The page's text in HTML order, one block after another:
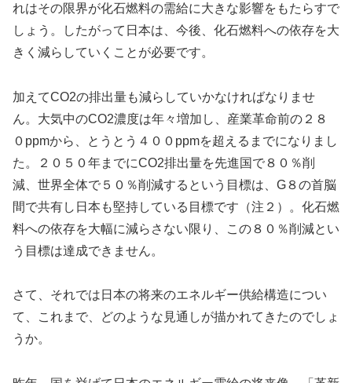
れはその限界が化石燃料の需給に大きな影響をもたらすで
しょう。したがって日本は、今後、化石燃料への依存を大
きく減らしていくことが必要です。
加えてCO2の排出量も減らしていかなければなりませ
ん。大気中のCO2濃度は年々増加し、産業革命前の２８
０ppmから、とうとう４００ppmを超えるまでになりまし
た。２０５０年までにCO2排出量を先進国で８０％削
減、世界全体で５０％削減するという目標は、G８の首脳
間で共有し日本も堅持している目標です（注２）。化石燃
料への依存を大幅に減らさない限り、この８０％削減とい
う目標は達成できません。
さて、それでは日本の将来のエネルギー供給構造につい
て、これまで、どのような見通しが描かれてきたのでしょ
うか。